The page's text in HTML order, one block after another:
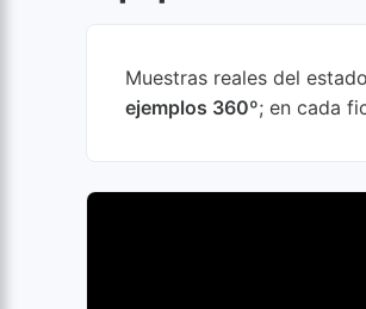
Muestras reales del
ejemplos 360º; en cada